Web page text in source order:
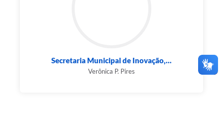
Secretaria Municipal de Inovação,...
Verônica P. Pires